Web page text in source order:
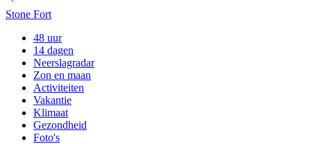
Stone Fort
48 uur
14 dagen
Neerslagradar
Zon en maan
Activiteiten
Vakantie
Klimaat
Gezondheid
Foto's